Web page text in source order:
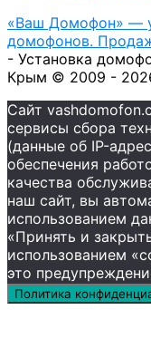
«Ваш Домофон» —
домофонов.
- Установка
Крым © 2009 -
Сайт
сервисы сбора
(данные об IP-
обеспечения
качества
наш сайт, вы
использованием
«Принять и
использованием
это
Политика